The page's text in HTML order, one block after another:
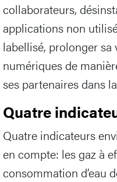
collaborateurs,
applications non
labellisé, prolonger sa
numériques de
ses partenaires dans
Quatre
Quatre indicateurs
en compte: les gaz à
consommation d’eau